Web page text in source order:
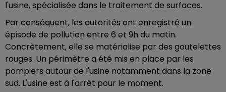
l'usine, spécialisée dans le traitement de surfaces.
Par conséquent, les autorités ont enregistré un
épisode de pollution entre 6 et 9h du matin.
Concrètement, elle se matérialise par des goutelettes
rouges. Un périmètre a été mis en place par les
pompiers autour de l'usine notamment dans la zone
sud. L'usine est à l'arrêt pour le moment.